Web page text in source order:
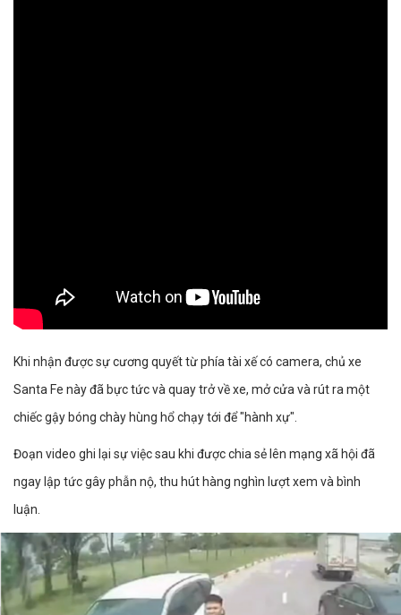
Khi nhận được sự cương quyết từ phía tài xế có camera, chủ xe
Santa Fe này đã bực tức và quay trở về xe, mở cửa và rút ra một
chiếc gậy bóng chày hùng hổ chạy tới để "hành xự".
Đoạn video ghi lại sự việc sau khi được chia sẻ lên mạng xã hội đã
ngay lập tức gây phẫn nộ, thu hút hàng nghìn lượt xem và bình
luận.